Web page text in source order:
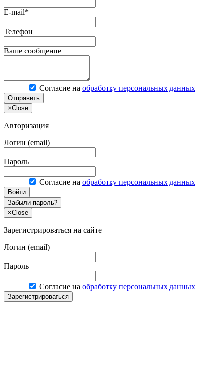
E-mail*
Телефон
Ваше сообщение
Согласие на обработку персональных данных
Отправить
×Close
Авторизация
Логин (email)
Пароль
Согласие на обработку персональных данных
Войти
Забыли пароль?
×Close
Зарегистрироваться на сайте
Логин (email)
Пароль
Согласие на обработку персональных данных
Зарегистрироваться